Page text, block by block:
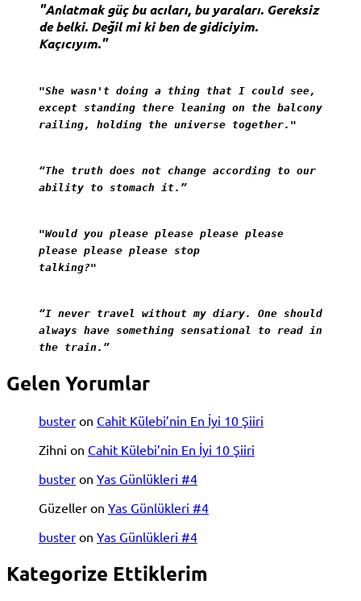
"Anlatmak güç bu acıları, bu yaraları. Gereksiz
de belki. Değil mi ki ben de gidiciyim.
Kaçıcıyım."
"She wasn't doing a thing that I could see,
except standing there leaning on the balcony
railing, holding the universe together."
“The truth does not change according to our
ability to stomach it.”
"Would you please please please please
please please please stop
talking?"
“I never travel without my diary. One should
always have something sensational to read in
the train.”
Gelen Yorumlar
buster on Cahit Külebi’nin En İyi 10 Şiiri
Zihni on Cahit Külebi’nin En İyi 10 Şiiri
buster on Yas Günlükleri #4
Güzeller on Yas Günlükleri #4
buster on Yas Günlükleri #4
Kategorize Ettiklerim